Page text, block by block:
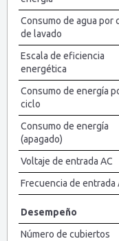
Consumo de agua por
de lavado
Escala de eficiencia
energética
Consumo de energía
ciclo
Consumo de energía
(apagado)
Voltaje de entrada AC
Frecuencia de entrada
Desempeño
Número de cubiertos